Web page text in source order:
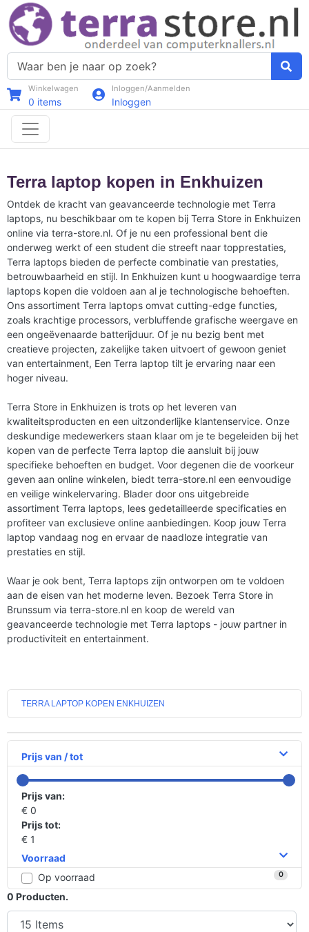
Winkelwagen
0 items
Inloggen/Aanmelden
Inloggen
Terra laptop kopen in Enkhuizen
Ontdek de kracht van geavanceerde technologie met Terra
laptops, nu beschikbaar om te kopen bij Terra Store in Enkhuizen
online via terra-store.nl. Of je nu een professional bent die
onderweg werkt of een student die streeft naar topprestaties,
Terra laptops bieden de perfecte combinatie van prestaties,
betrouwbaarheid en stijl. In Enkhuizen kunt u hoogwaardige terra
laptops kopen die voldoen aan al je technologische behoeften.
Ons assortiment Terra laptops omvat cutting-edge functies,
zoals krachtige processors, verbluffende grafische weergave en
een ongeëvenaarde batterijduur. Of je nu bezig bent met
creatieve projecten, zakelijke taken uitvoert of gewoon geniet
van entertainment, Een Terra laptop tilt je ervaring naar een
hoger niveau.
Terra Store in Enkhuizen is trots op het leveren van
kwaliteitsproducten en een uitzonderlijke klantenservice. Onze
deskundige medewerkers staan klaar om je te begeleiden bij het
kopen van de perfecte Terra laptop die aansluit bij jouw
specifieke behoeften en budget. Voor degenen die de voorkeur
geven aan online winkelen, biedt terra-store.nl een eenvoudige
en veilige winkelervaring. Blader door ons uitgebreide
assortiment Terra laptops, lees gedetailleerde specificaties en
profiteer van exclusieve online aanbiedingen. Koop jouw Terra
laptop vandaag nog en ervaar de naadloze integratie van
prestaties en stijl.
Waar je ook bent, Terra laptops zijn ontworpen om te voldoen
aan de eisen van het moderne leven. Bezoek Terra Store in
Brunssum via terra-store.nl en koop de wereld van
geavanceerde technologie met Terra laptops - jouw partner in
productiviteit en entertainment.
TERRA LAPTOP KOPEN ENKHUIZEN
Prijs van / tot
Prijs van:
€ 0
Prijs tot:
€ 1
Voorraad
Op voorraad
0
0 Producten.